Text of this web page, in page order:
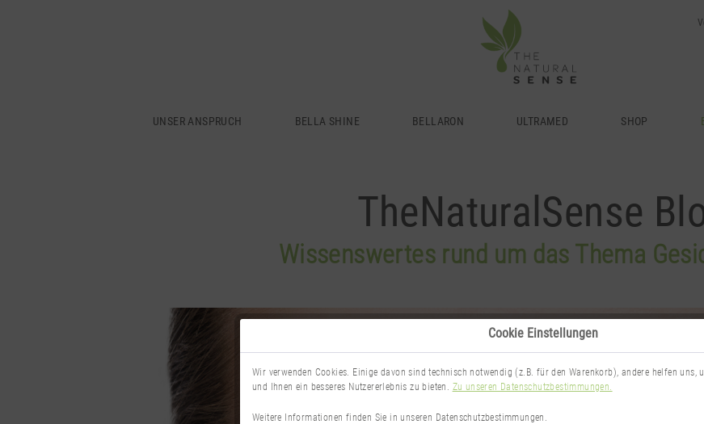
UNSER ANSPRUCH BELLA SHINE BELLARON ULTRAMED SHOP
TheNaturalSense
Wissenswertes rund um das Thema
Cookie Einstellungen
Wir verwenden Cookies. Einige davon sind technisch notwendig (z.B. für den Warenkorb), andere helfen uns,
und Ihnen ein besseres Nutzererlebnis zu bieten. Zu unseren Datenschutzbestimmungen.
Weitere Informationen finden Sie in unseren Datenschutzbestimmungen.